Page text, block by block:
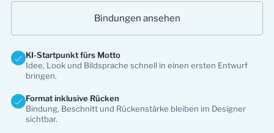
Bindungen ansehen
KI-Startpunkt fürs Motto
Idee, Look und Bildsprache schnell in einen ersten Entwurf
bringen.
Format inklusive Rücken
Bindung, Beschnitt und Rückenstärke bleiben im Designer
sichtbar.